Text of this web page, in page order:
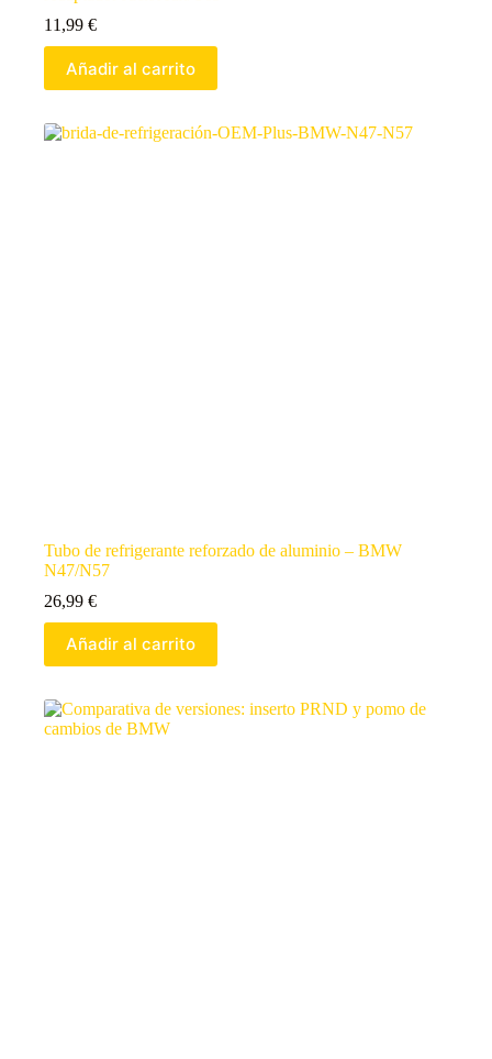
11,99 €
Añadir al carrito
Tubo de refrigerante reforzado de aluminio – BMW
N47/N57
26,99 €
Añadir al carrito